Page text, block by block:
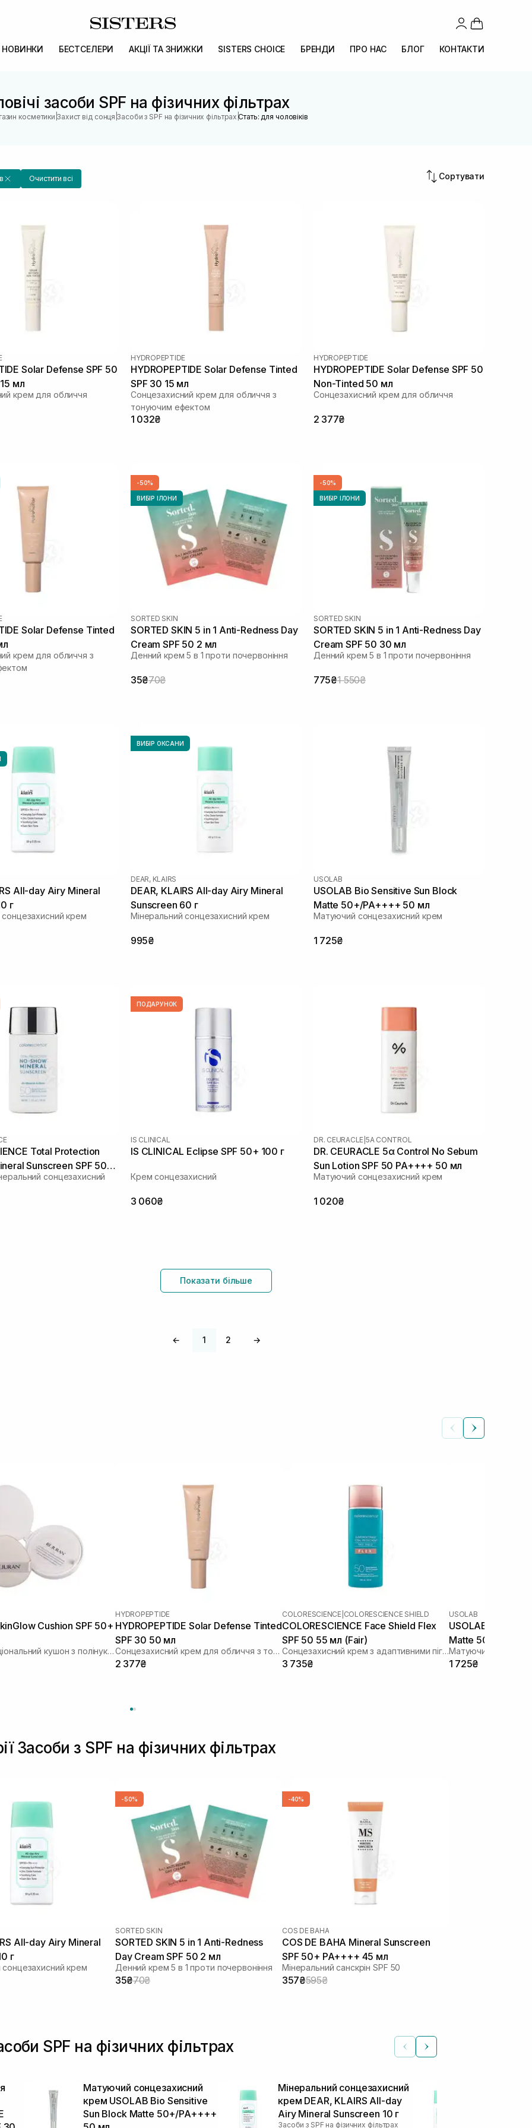
НОВИНКИ БЕСТСЕЛЕРИ АКЦІЇ ТА ЗНИЖКИ SISTERS CHOICE БРЕНДИ ПРО НАС БЛОГ КОНТАКТИ
засоби SPF на фізичних фільтрах
косметики |Захист від сонця |Засоби з SPF на фізичних фільтрах |Стать: для чоловіків
Очистити всі Сортувати
Solar Defense SPF 50
мл
крем для обличчя
HYDROPEPTIDE
HYDROPEPTIDE Solar Defense Tinted
SPF 30 15 мл
Сонцезахисний крем для обличчя з
тонуючим ефектом
1 032₴
HYDROPEPTIDE
HYDROPEPTIDE Solar Defense SPF 50
Non-Tinted 50 мл
Сонцезахисний крем для обличчя
2 377₴
Solar Defense Tinted
крем для обличчя з
-50%
ВИБІР ІЛОНИ
SORTED SKIN
SORTED SKIN 5 in 1 Anti-Redness Day
Cream SPF 50 2 мл
Денний крем 5 в 1 проти почервоніння
35₴70₴
-50%
ВИБІР ІЛОНИ
SORTED SKIN
SORTED SKIN 5 in 1 Anti-Redness Day
Cream SPF 50 30 мл
Денний крем 5 в 1 проти почервоніння
775₴1 550₴
г
крем
ВИБІР ОКСАНИ
DEAR, KLAIRS
DEAR, KLAIRS All-day Airy Mineral
Sunscreen 60 г
Мінеральний сонцезахисний крем
995₴
USOLAB
USOLAB Bio Sensitive Sun Block
Matte 50+/PA++++ 50 мл
Матуючий сонцезахисний крем
1 725₴
Total Protection
Sunscreen SPF 50
сонцезахисний
ПОДАРУНОК
IS CLINICAL
IS CLINICAL Eclipse SPF 50+ 100 г
Крем сонцезахисний
3 060₴
DR. CEURACLE 5Α CONTROL
DR. CEURACLE 5α Control No Sebum
Sun Lotion SPF 50 PA++++ 50 мл
Матуючий сонцезахисний крем
1 020₴
Показати більше
← 1 2 →
Cushion SPF 50+
Мультифункціональний кушон з полінуклеотидами
HYDROPEPTIDE
HYDROPEPTIDE Solar Defense Tinted
SPF 30 50 мл
Сонцезахисний крем для обличчя з тонуючим ефектом
2 377₴
COLORESCIENCE COLORESCIENCE SHIELD
COLORESCIENCE Face Shield Flex
SPF 50 55 мл (Fair)
Сонцезахисний крем з адаптивними пігментами
3 735₴
USOLAB
USOLAB Bio
Matte 50+/
Матуючий
1 725₴
Засоби з SPF на фізичних фільтрах
г
сонцезахисний крем
-50%
SORTED SKIN
SORTED SKIN 5 in 1 Anti-Redness
Day Cream SPF 50 2 мл
Денний крем 5 в 1 проти почервоніння
35₴70₴
-40%
COS DE BAHA
COS DE BAHA Mineral Sunscreen
SPF 50+ PA++++ 45 мл
Мінеральний санскрін SPF 50
357₴595₴
SPF на фізичних фільтрах
Матуючий сонцезахисний
крем USOLAB Bio Sensitive
Sun Block Matte 50+/PA++++
Мінеральний сонцезахисний
крем DEAR, KLAIRS All-day
Airy Mineral Sunscreen 10 г
Засоби з SPF на фізичних фільтрах